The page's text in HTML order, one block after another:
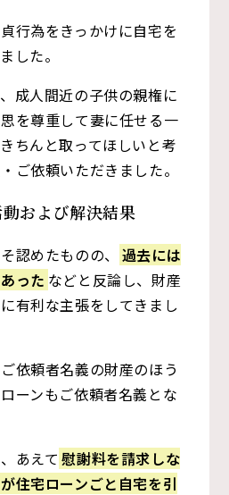
行為をきっかけに自宅を
した。
成人間近の子供の親権に
を尊重して妻に任せる一
ちんと取ってほしいと考
ご依頼いただきました。
および解決結果
認めたものの、 過去には
った などと反論し、財産
有利な主張をしてきまし
依頼者名義の財産のほう
ーンもご依頼者名義とな
あえて 慰謝料を請求しな
住宅ローンごと自宅を引